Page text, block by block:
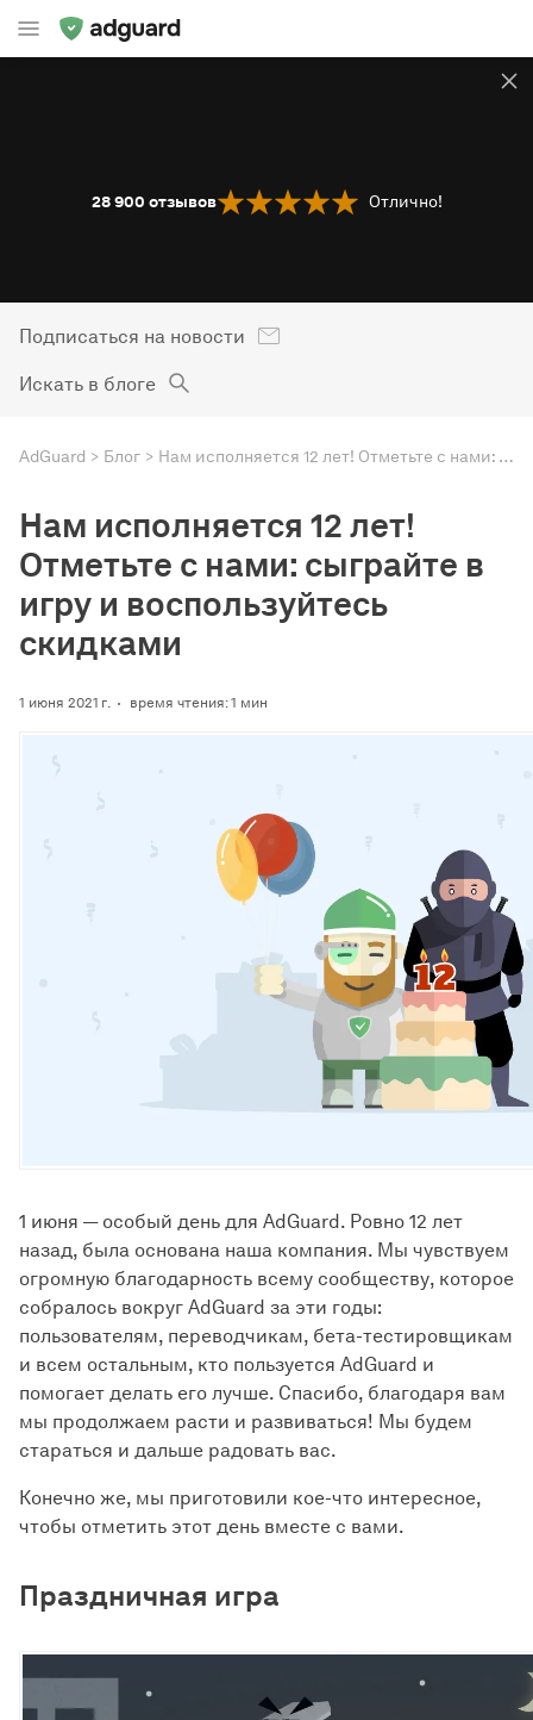
28 900 отзывов Отлично!
Подписаться на новости
Искать в блоге
AdGuard Блог Нам исполняется 12 лет! Отметьте с нами: сыграйте в игру и воспользуйтесь скидками
Нам исполняется 12 лет!
Отметьте с нами: сыграйте в
игру и воспользуйтесь
скидками
1 июня 2021 г. время чтения: 1 мин
1 июня — особый день для AdGuard. Ровно 12 лет
назад, была основана наша компания. Мы чувствуем
огромную благодарность всему сообществу, которое
собралось вокруг AdGuard за эти годы:
пользователям, переводчикам, бета-тестировщикам
и всем остальным, кто пользуется AdGuard и
помогает делать его лучше. Спасибо, благодаря вам
мы продолжаем расти и развиваться! Мы будем
стараться и дальше радовать вас.
Конечно же, мы приготовили кое-что интересное,
чтобы отметить этот день вместе с вами.
Праздничная игра